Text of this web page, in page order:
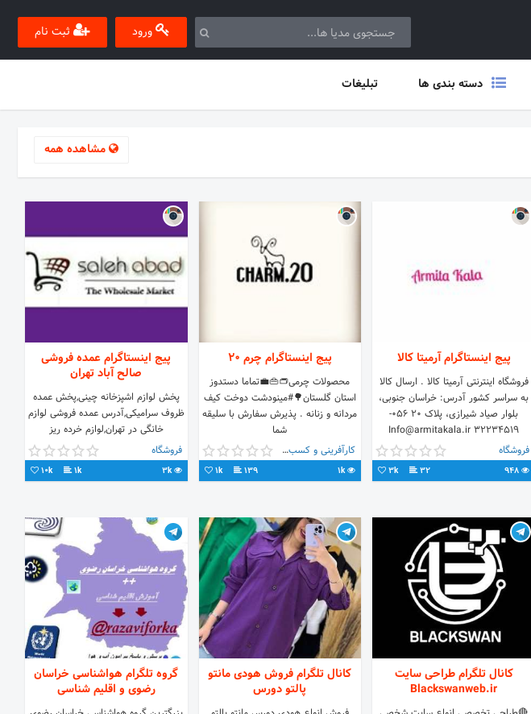
ورود ثبت نام
دسته بندی ها تبلیغات
مشاهده همه
پیج اینستاگرام آرمیتا کالا
فروشگاه اینترنتی آرمیتا کالا . ارسال کالا
به سراسر کشور آدرس: خراسان جنوبی،
بلوار صیاد شیرازی، پلاک 20 056-
32234519 Info@armitakala.ir
فروشگاه
948
32
3k
پیج اینستاگرام چرم 20
محصولات چرمی👝👜💼تماما دستدوز
استان گلستان🌳#مینودشت دوخت کیف
مردانه و زنانه . پذیرش سفارش با سلیقه
شما
کارآفرینی و کسب و کار
1k
139
1k
پیج اینستاگرام عمده فروشی
صالح آباد تهران
پخش لوازم اشپزخانه چینی,پخش عمده
ظروف سرامیکی,آدرس عمده فروشی لوازم
خانگی در تهران,لوازم خرده ریز
آشپزخانه,پخش لوازم آشپزخانه,عمده
فروشی ظروف سرامیکی,فروش عمده لوازم
دکوری,لیست عمده فروشان لوازم خانگی
فروشگاه
3k
1k
10k
کانال تلگرام طراحی سایت
Blackswanweb.ir
کانال تلگرام فروش هودی مانتو
پالتو دورس
گروه تلگرام هواشناسی خراسان
رضوی و اقلیم شناسی